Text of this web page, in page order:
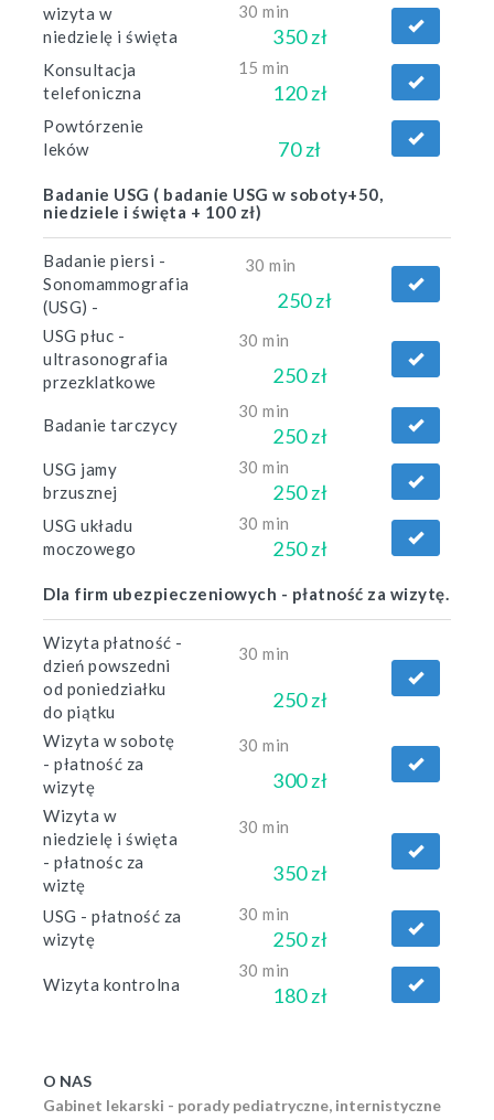
wizyta w
niedzielę i święta
30 min
350 zł
Konsultacja
telefoniczna
15 min
120 zł
Powtórzenie
leków
70 zł
Badanie USG ( badanie USG w soboty+50,
niedziele i święta + 100 zł)
Badanie piersi -
Sonomammografia
(USG) -
30 min
250 zł
USG płuc -
ultrasonografia
przezklatkowe
30 min
250 zł
Badanie tarczycy
30 min
250 zł
USG jamy
brzusznej
30 min
250 zł
USG układu
moczowego
30 min
250 zł
Dla firm ubezpieczeniowych - płatność za wizytę.
Wizyta płatność -
dzień powszedni
od poniedziałku
do piątku
30 min
250 zł
Wizyta w sobotę
- płatność za
wizytę
30 min
300 zł
Wizyta w
niedzielę i święta
- płatnośc za
wiztę
30 min
350 zł
USG - płatność za
wizytę
30 min
250 zł
Wizyta kontrolna
30 min
180 zł
O NAS
Gabinet lekarski - porady pediatryczne, internistyczne